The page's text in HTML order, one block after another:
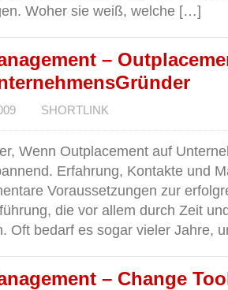
Woher sie weiß, welche […]
–
SHORTLINK
Wenn Outplacement auf
Erfahrung, Kontakte und
Voraussetzungen zur
die vor allem durch Zeit
Oft bedarf es sogar vieler Jahre,
– Change